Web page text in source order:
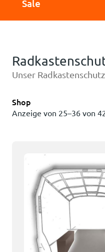
Sale
Unser
Shop
Anzeige von 25–36 von